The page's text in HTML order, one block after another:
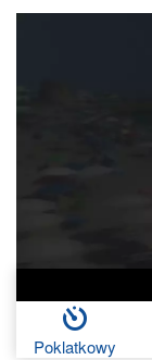
Poklatkowy